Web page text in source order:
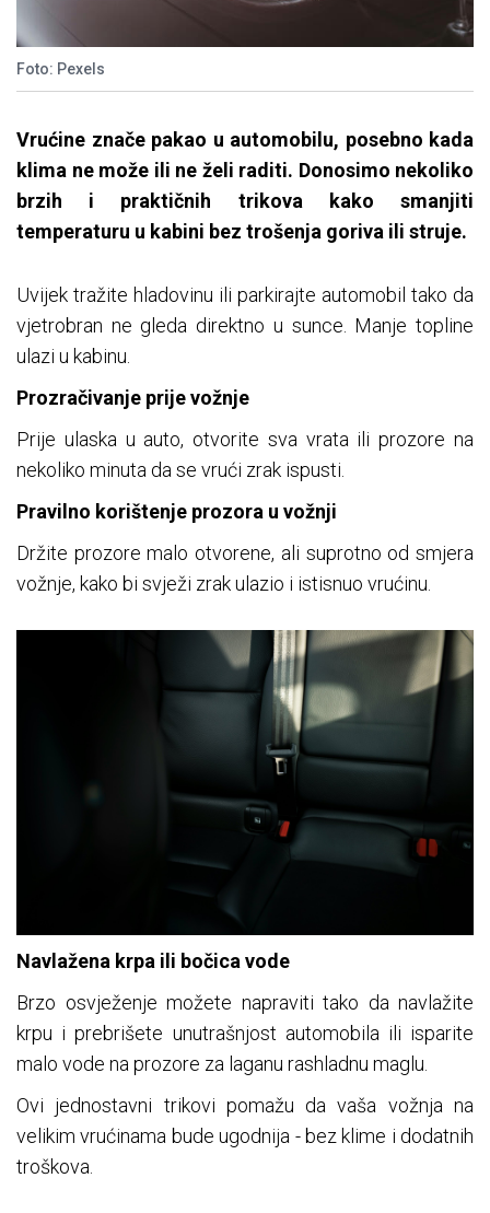
Foto: Pexels
Vrućine znače pakao u automobilu, posebno kada
klima ne može ili ne želi raditi. Donosimo nekoliko
brzih i praktičnih trikova kako smanjiti
temperaturu u kabini bez trošenja goriva ili struje.
Uvijek tražite hladovinu ili parkirajte automobil tako da
vjetrobran ne gleda direktno u sunce. Manje topline
ulazi u kabinu.
Prozračivanje prije vožnje
Prije ulaska u auto, otvorite sva vrata ili prozore na
nekoliko minuta da se vrući zrak ispusti.
Pravilno korištenje prozora u vožnji
Držite prozore malo otvorene, ali suprotno od smjera
vožnje, kako bi svježi zrak ulazio i istisnuo vrućinu.
Navlažena krpa ili bočica vode
Brzo osvježenje možete napraviti tako da navlažite
krpu i prebrišete unutrašnjost automobila ili isparite
malo vode na prozore za laganu rashladnu maglu.
Ovi jednostavni trikovi pomažu da vaša vožnja na
velikim vrućinama bude ugodnija - bez klime i dodatnih
troškova.